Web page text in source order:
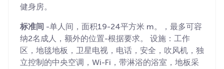
健身房。
标准间 -单人间，面积19-24平方米 m。，最多可容
纳2名成人，额外的位置-根据要求。 设施：工作
区，地毯地板，卫星电视，电话，安全，吹风机，独
立控制的中央空调，Wi-Fi，带淋浴的浴室，地板采